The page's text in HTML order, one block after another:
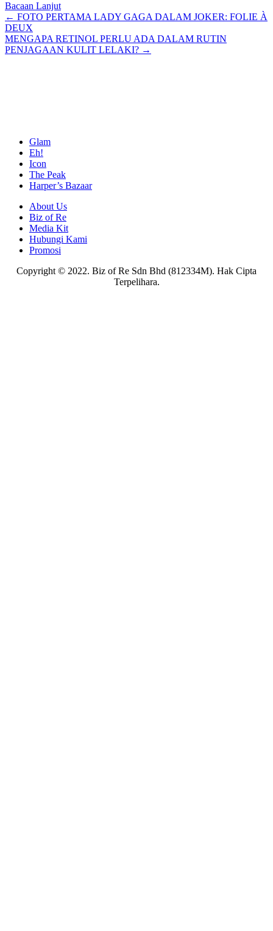
Bacaan Lanjut
Posts
navigation
← FOTO PERTAMA LADY GAGA DALAM JOKER: FOLIE À
DEUX
MENGAPA RETINOL PERLU ADA DALAM RUTIN
PENJAGAAN KULIT LELAKI? →
Glam
Eh!
Icon
The Peak
Harper’s Bazaar
About Us
Biz of Re
Media Kit
Hubungi Kami
Promosi
Copyright © 2022. Biz of Re Sdn Bhd (812334M). Hak Cipta
Terpelihara.